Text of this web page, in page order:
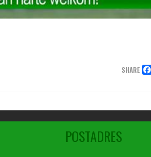
SHARE
POSTADRES